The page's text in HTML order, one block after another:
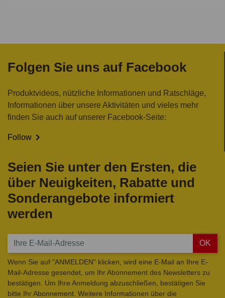
Folgen Sie uns auf Facebook
Produktvideos, nützliche Informationen und Ratschläge,
Informationen über unsere Aktivitäten und vieles mehr
finden Sie auch auf unserer Facebook-Seite:
Follow 
Seien Sie unter den Ersten, die
über Neuigkeiten, Rabatte und
Sonderangebote informiert
werden
OK
Wenn Sie auf "ANMELDEN" klicken, wird eine E-Mail an Ihre E-
Mail-Adresse gesendet, um Ihr Abonnement des Newsletters zu
bestätigen. Um Ihre Anmeldung abzuschließen, bestätigen Sie
bitte Ihr Abonnement. Weitere Informationen über die